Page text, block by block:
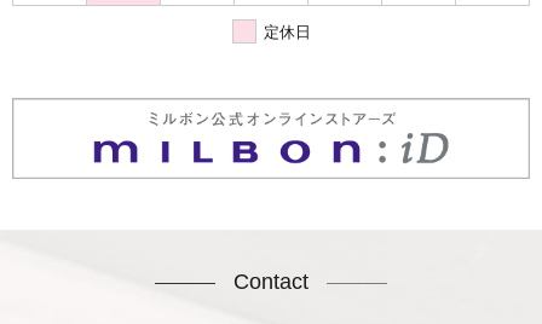
定休日
Contact